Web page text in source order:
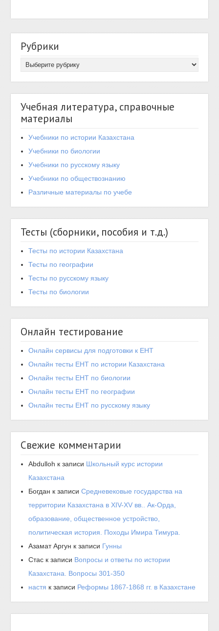
Рубрики
Учебная литература, справочные
материалы
Учебники по истории Казахстана
Учебники по биологии
Учебники по русскому языку
Учебники по обществознанию
Различные материалы по учебе
Тесты (сборники, пособия и т.д.)
Тесты по истории Казахстана
Тесты по географии
Тесты по русскому языку
Тесты по биологии
Онлайн тестирование
Онлайн сервисы для подготовки к ЕНТ
Онлайн тесты ЕНТ по истории Казахстана
Онлайн тесты ЕНТ по биологии
Онлайн тесты ЕНТ по географии
Онлайн тесты ЕНТ по русскому языку
Свежие комментарии
Abdulloh к записи Школьный курс истории
Казахстана
Богдан к записиСредневековые государства на
территории Казахстана в XIV-XV вв.. Ак-Орда,
образование, общественное устройство,
политическая история. Походы Имира Тимура.
Азамат Аргун к записи Гунны
Стас к записи Вопросы и ответы по истории
Казахстана. Вопросы 301-350
настя к записи Реформы 1867-1868 гг. в Казахстане